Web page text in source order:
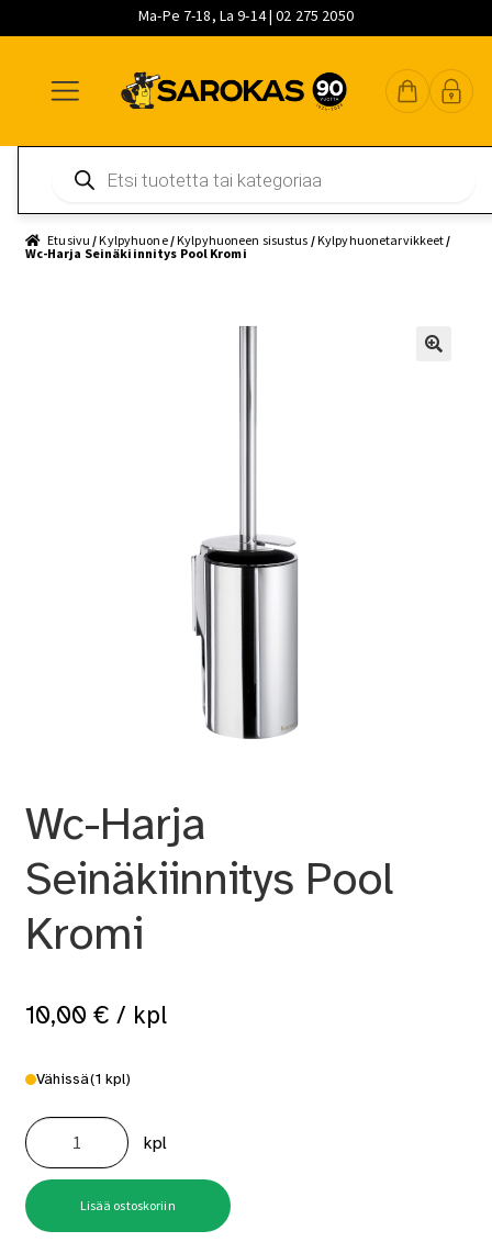
Ma-Pe 7-18, La 9-14 | 02 275 2050
navigointiin
sisältöön
pääsisältöön
search
Etusivu /Kylpyhuone/Kylpyhuoneen sisustus /Kylpyhuonetarvikkeet /
Wc-Harja Seinäkiinnitys Pool Kromi
Wc-Harja
Seinäkiinnitys Pool
Kromi
10,00 € / kpl
Vähissä(1 kpl)
Wc-
Harja
Seinäkiinnitys
Pool
Kromi
määrä
kpl
Lisää ostoskoriin